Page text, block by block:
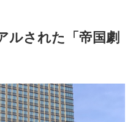
ルされた「帝国劇